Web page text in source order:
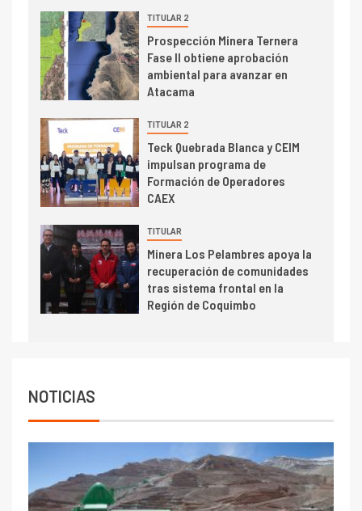
trimestre
4 I+D
Informe bimensual de
Cochilco: precio del cobre
alcanza máximos por escasez
de concentrados
5 I+D
Estudio revela cómo el precio
del cobre y educación superior
se relacionan en zonas
mineras
6
BHP proyecta producción de
cobre cercana a 2 millones de
toneladas tras récord en
Escondida
TITULAR 2
Prospección Minera Ternera
Fase II obtiene aprobación
ambiental para avanzar en
Atacama
TITULAR 2
Teck Quebrada Blanca y CEIM
impulsan programa de
Formación de Operadores
CAEX
TITULAR
Minera Los Pelambres apoya la
recuperación de comunidades
tras sistema frontal en la
Región de Coquimbo
NOTICIAS